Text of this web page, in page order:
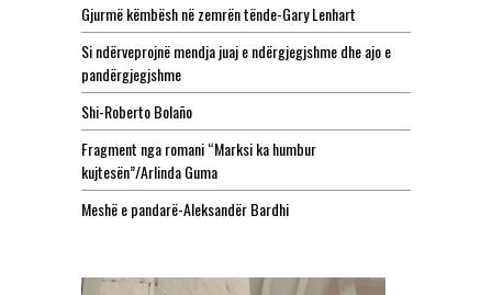
Gjurmë këmbësh në zemrën tënde-Gary Lenhart
Si ndërveprojnë mendja juaj e ndërgjegjshme dhe ajo e
pandërgjegjshme
Shi-Roberto Bolaño
Fragment nga romani “Marksi ka humbur
kujtesën”/Arlinda Guma
Meshë e pandarë-Aleksandër Bardhi